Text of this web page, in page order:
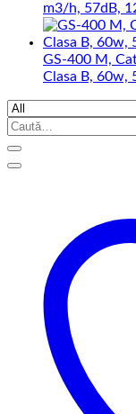
m3/h, 57dB,
GS-400 M,
Clasa B, 60w,
Caută